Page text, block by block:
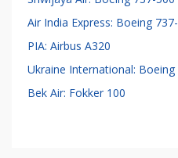
Air India Express: Boeing
PIA: Airbus A320
Ukraine International: Boeing
Bek Air: Fokker 100